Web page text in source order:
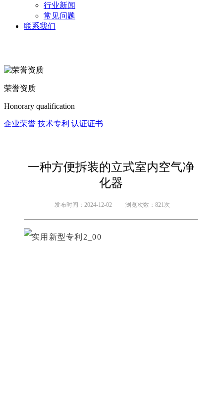
行业新闻
常见问题
联系我们
荣誉资质
Honorary qualification
企业荣誉 技术专利 认证证书
一种方便拆装的立式室内空气净
化器
发布时间：2024-12-02 浏览次数：821次